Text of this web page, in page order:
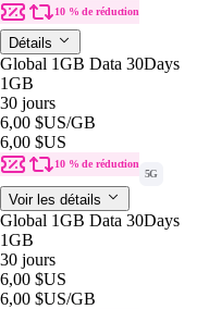
10 % de réduction
Détails
Global 1GB Data 30Days
1GB
30 jours
6,00 $US/GB
6,00 $US
10 % de réduction
5G
Voir les détails
Global 1GB Data 30Days
1GB
30 jours
6,00 $US
6,00 $US/GB